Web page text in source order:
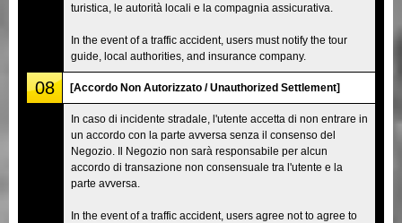
turistica, le autorità locali e la compagnia assicurativa.
In the event of a traffic accident, users must notify the tour
guide, local authorities, and insurance company.
08 [Accordo Non Autorizzato / Unauthorized Settlement]
In caso di incidente stradale, l'utente accetta di non entrare in
un accordo con la parte avversa senza il consenso del
Negozio. Il Negozio non sarà responsabile per alcun
accordo di transazione non consensuale tra l'utente e la
parte avversa.
In the event of a traffic accident, users agree not to agree to